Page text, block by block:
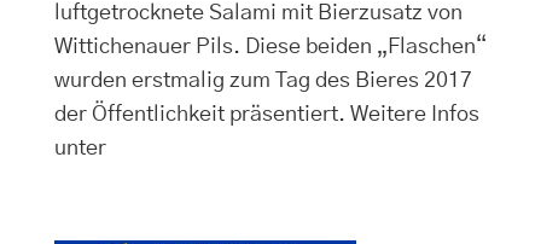
luftgetrocknete Salami mit Bierzusatz von
Wittichenauer Pils. Diese beiden „Flaschen“
wurden erstmalig zum Tag des Bieres 2017
der Öffentlichkeit präsentiert. Weitere Infos
unter